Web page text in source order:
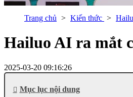
Trang chủ Kiến thức
Hailuo AI ra mắt
2025-03-20 09:16:26
Mục lục nội dung